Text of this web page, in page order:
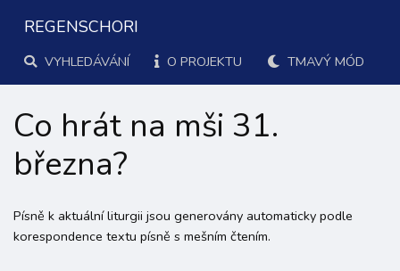
REGENSCHORI
VYHLEDÁVÁNÍ O PROJEKTU TMAVÝ MÓD
Co hrát na mši 31.
března?
Písně k aktuální liturgii jsou generovány automaticky podle
korespondence textu písně s mešním čtením.